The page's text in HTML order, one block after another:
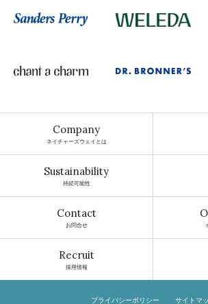
Company
ネイチャーズウェイとは
Sustainability
持続可能性
Contact
お問合せ
Recruit
採用情報
プライバシーポリシー サイトマ